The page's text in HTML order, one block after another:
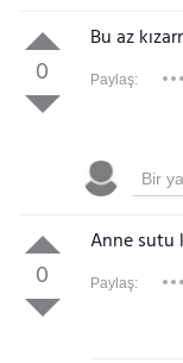
0
Bu az
Paylaş:
0
Anne sutu
Paylaş: